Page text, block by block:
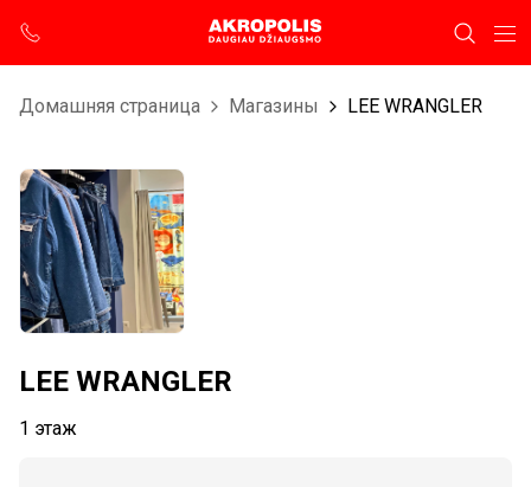
Домашняя страница Магазины LEE WRANGLER
LEE WRANGLER
1 этаж